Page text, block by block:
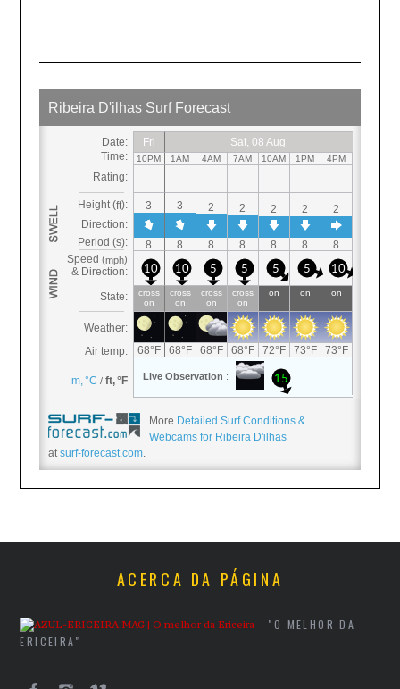
More Detailed Surf Conditions &
Webcams for Ribeira D'ilhas
atsurf-forecast.com.
ACERCA DA PÁGINA
"O MELHOR DA
ERICEIRA"